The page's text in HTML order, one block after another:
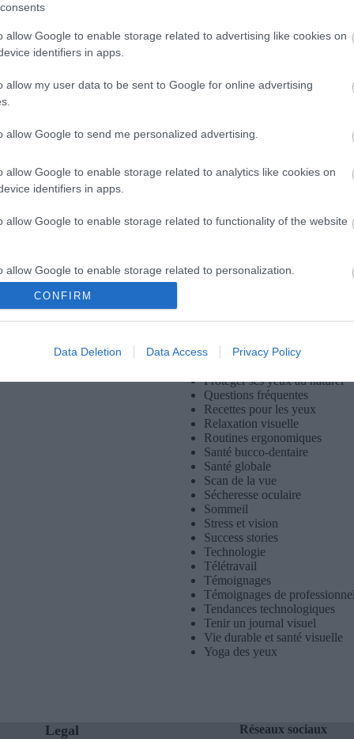
allow Google to enable storage related to advertising like cookies on
identifiers in apps.
allow my user data to be sent to Google for online advertising
allow Google to send me personalized advertising.
allow Google to enable storage related to analytics like cookies on
identifiers in apps.
allow Google to enable storage related to functionality of the website
allow Google to enable storage related to personalization.
allow Google to enable storage related to security, including
functionality and fraud prevention, and other user protection.
CONFIRM
Data Deletion Data Access Privacy Policy
Guide pratique
Impact de la nutrition
Impact environnemental
Installation de bureau
Lumière artificielle
Lumière bleue
Mythes courants
Nutrition
Partage de bonnes pratiques
Pollution et vision
Prévention
Protéger ses yeux au naturel
Questions fréquentes
Recettes pour les yeux
Relaxation visuelle
Routines ergonomiques
Santé bucco-dentaire
Santé globale
Scan de la vue
Sécheresse oculaire
Sommeil
Stress et vision
Success stories
Technologie
Télétravail
Témoignages
Témoignages de
Tendances technologiques
Tenir un journal visuel
Vie durable et santé visuelle
Yoga des yeux
Legal Réseaux sociaux